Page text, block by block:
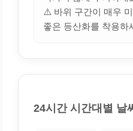
⚠️ 바위 구간이 매우
좋은 등산화를 착용하
24시간 시간대별 날